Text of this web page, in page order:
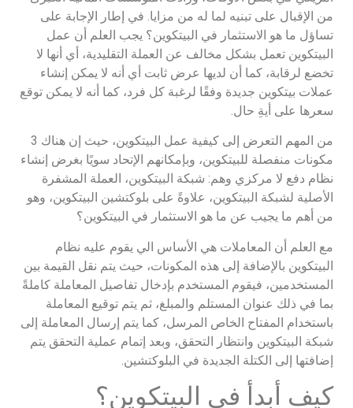
من الإقبال على تبنيه لما له من مزايا. في إطار الإجابة على
تساؤل ما هو الاستثمار في البيتكوين؟ يجب العلم أن عمل
البيتكوين تعمل بشكل مخالف عن العملة التقليدية، أي أنها لا
تخضع لرقابة، كما أن لديها عرض ثابت أي أنه لا يمكن إنشاء
عملات بيتكوين جديدة وفقًا لرغبة كل فرد، كما أنه لا يمكن توقع
سعرها على أيةِ حال.
من المهم التعرض إلى كيفية عمل البيتكوين، حيث إن هناك 3
مكونات منفصلة للبيتكوين، وبإمكانهم الإتحاد سويًا بغرض إنشاء
نظام دفع لا مركزي وهم: شبكة البيتكوين، العملة المشفرة
الأصلية لشبكة البيتكوين، علاوةً على بلوكتشين البيتكوين، وهو
من أهم ما يجيب عن ما هو الاستثمار في البيتكوين؟
مع العلم أن المعاملات هي الأساس الي يقوم عليه نظام
البيتكوين بالإضافة إلى هذه المكونات، حيث يتم نقل القيمة بين
المستخدمين، فيقوم المستخدم بإدخال تفاصيل المعاملة كاملةً
بما في ذلك عنوان المستلم والمبلغ، ثم يتم توقيع المعاملة
باستخدام المفتاح الخاص المرسل، كما يتم إرسال المعاملة إلى
شبكة البيتكوين وانتظار التحقق، وبعد إتمام عملية التحقق يتم
إضافتها إلى الكتلة الجديدة في البلوكتشين.
كيف أبدأ في البيتكوين؟